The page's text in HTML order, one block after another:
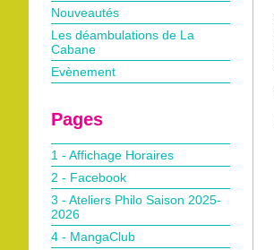
Nouveautés
Les déambulations de La
Cabane
Evènement
Pages
1 - Affichage Horaires
2 - Facebook
3 - Ateliers Philo Saison 2025-
2026
4 - MangaClub